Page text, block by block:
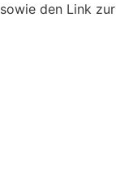
sowie den Link